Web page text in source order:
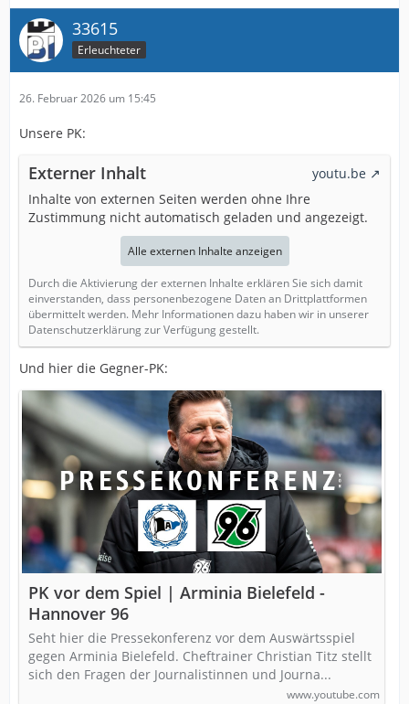
33615
Erleuchteter
26. Februar 2026 um 15:45
Unsere PK:
Externer Inhalt
youtu.be
Inhalte von externen Seiten werden ohne Ihre
Zustimmung nicht automatisch geladen und angezeigt.
Alle externen Inhalte anzeigen
Durch die Aktivierung der externen Inhalte erklären Sie sich damit
einverstanden, dass personenbezogene Daten an Drittplattformen
übermittelt werden. Mehr Informationen dazu haben wir in unserer
Datenschutzerklärung zur Verfügung gestellt.
Und hier die Gegner-PK:
PK vor dem Spiel | Arminia Bielefeld -
Hannover 96
Seht hier die Pressekonferenz vor dem Auswärtsspiel
gegen Arminia Bielefeld. Cheftrainer Christian Titz stellt
sich den Fragen der Journalistinnen und Journa...
www.youtube.com